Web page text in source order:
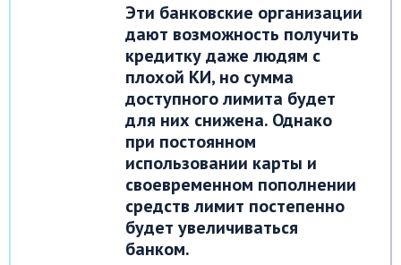
Эти банковские организации
дают возможность получить
кредитку даже людям с
плохой КИ, но сумма
доступного лимита будет
для них снижена. Однако
при постоянном
использовании карты и
своевременном пополнении
средств лимит постепенно
будет увеличиваться
банком.